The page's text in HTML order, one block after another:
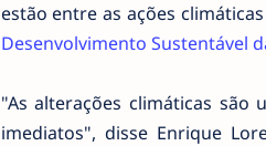
estão entre as ações
Desenvolvimento Sustentável
"As alterações climáticas são
imediatos", disse Enrique